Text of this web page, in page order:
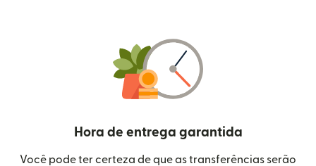
Hora de entrega garantida
Você pode ter certeza de que as transferências serão